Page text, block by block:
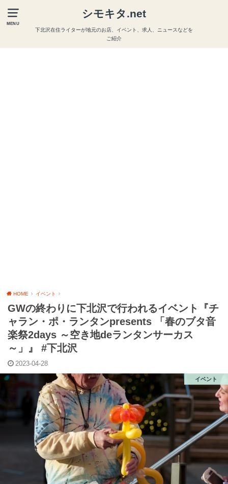
MENU
シモキタ.net
下北沢在住ライターが地元のお店、イベント、求人、ニュースなどを
ご紹介
HOME イベント
GWの終わりに下北沢で行われるイベント『チ
ャラン・ポ・ランタンpresents 「春のブタ音
楽祭2days ～空き地deランタンサーカス
～」』 #下北沢
2023-04-28
イベント